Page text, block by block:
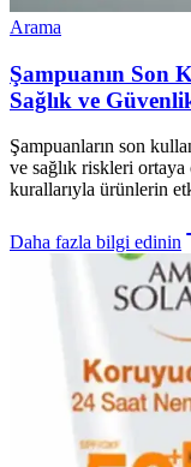
Arama
Şampuanın Son
Sağlık ve
Şampuanların son
ve sağlık riskleri
kurallarıyla ürünlerin
Daha fazla bilgi edinin